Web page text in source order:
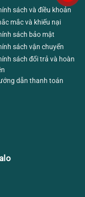
sách và điều khoản
mắc và khiếu nại
sách bảo mật
sách vận chuyển
sách đổi trả và hoàn
dẫn thanh toán